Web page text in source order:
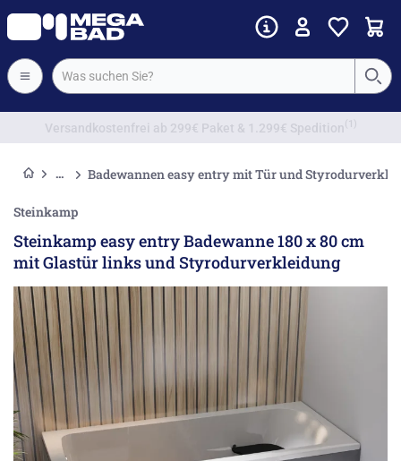
Vorkassenrabatt
Badewannen easy entry mit Tür und
Steinkamp
Steinkamp easy entry Badewanne 180 x 80 cm
mit Glastür links und Styrodurverkleidung